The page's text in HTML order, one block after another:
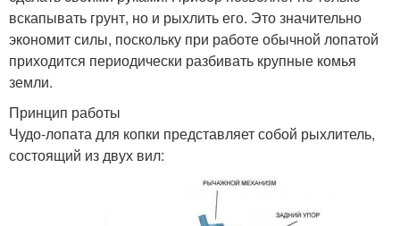
вскапывать грунт, но и рыхлить его. Это значительно
экономит силы, поскольку при работе обычной лопатой
приходится периодически разбивать крупные комья
земли.
Принцип работы
Чудо-лопата для копки представляет собой рыхлитель,
состоящий из двух вил: